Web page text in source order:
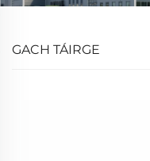
GACH TÁIRGE